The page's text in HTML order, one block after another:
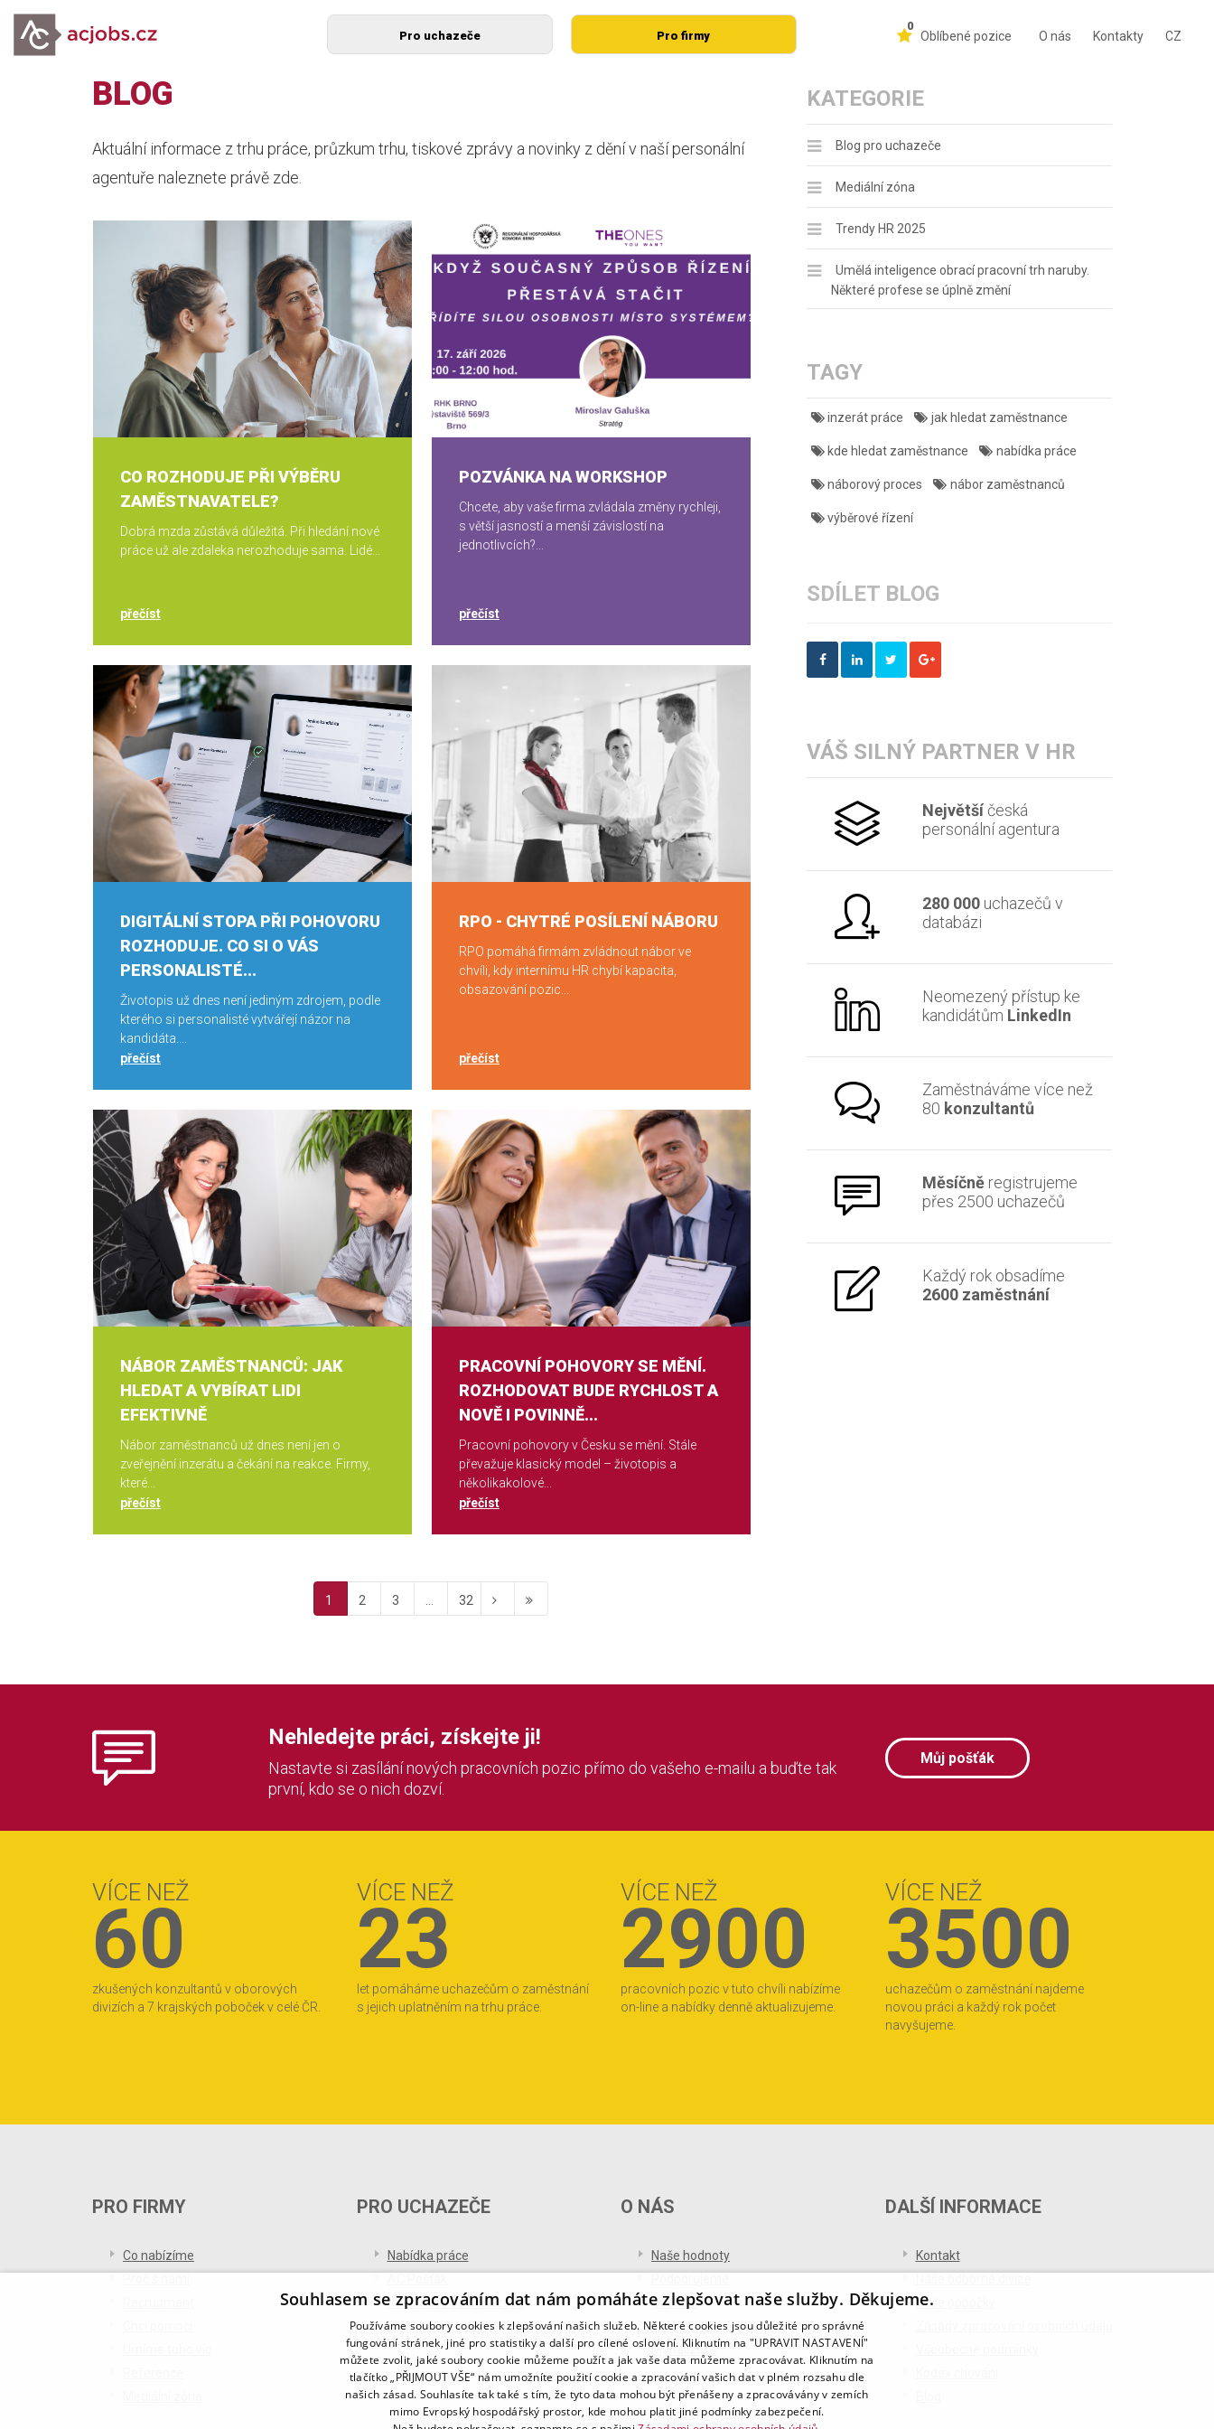
Pro uchazeče Pro firmy
0
Oblíbené pozice O nás Kontakty CZ
BLOG
Aktuální informace z trhu práce, průzkum trhu, tiskové zprávy a novinky z dění v naší personální
agentuře naleznete právě zde.
CO ROZHODUJE PŘI VÝBĚRU
ZAMĚSTNAVATELE?
Dobrá mzda zůstává důležitá. Při hledání nové
práce už ale zdaleka nerozhoduje sama. Lidé...
přečíst
POZVÁNKA NA WORKSHOP
Chcete, aby vaše firma zvládala změny rychleji,
s větší jasností a menší závislostí na
jednotlivcích?...
přečíst
DIGITÁLNÍ STOPA PŘI POHOVORU
ROZHODUJE. CO SI O VÁS
PERSONALISTÉ...
Životopis už dnes není jediným zdrojem, podle
kterého si personalisté vytvářejí názor na
kandidáta....
přečíst
RPO - CHYTRÉ POSÍLENÍ NÁBORU
RPO pomáhá firmám zvládnout nábor ve
chvíli, kdy internímu HR chybí kapacita,
obsazování pozic...
přečíst
NÁBOR ZAMĚSTNANCŮ: JAK
HLEDAT A VYBÍRAT LIDI
EFEKTIVNĚ
Nábor zaměstnanců už dnes není jen o
zveřejnění inzerátu a čekání na reakce. Firmy,
které...
přečíst
PRACOVNÍ POHOVORY SE MĚNÍ.
ROZHODOVAT BUDE RYCHLOST A
NOVĚ I POVINNĚ...
Pracovní pohovory v Česku se mění. Stále
převažuje klasický model – životopis a
několikakolové...
přečíst
1 2 3 32
KATEGORIE
Blog pro uchazeče
Mediální zóna
Trendy HR 2025
Umělá inteligence obrací pracovní trh naruby.
Některé profese se úplně změní
TAGY
inzerát práce jak hledat zaměstnance
kde hledat zaměstnance nabídka práce
náborový proces nábor zaměstnanců
výběrové řízení
SDÍLET BLOG
VÁŠ SILNÝ PARTNER V HR
Největšíčeská
personální agentura
280 000uchazečů v
databázi
Neomezený přístup ke
kandidátům LinkedIn
Zaměstnáváme více než
80 konzultantů
Měsíčněregistrujeme
přes 2500 uchazečů
Každý rok obsadíme
2600 zaměstnání
Nehledejte práci, získejte ji!
Nastavte si zasílání nových pracovních pozic přímo do vašeho e-mailu a buďte tak
první, kdo se o nich dozví.
Můj pošťák
VÍCE NEŽ
60
zkušených konzultantů v oborových
divizích a 7 krajských poboček v celé ČR.
VÍCE NEŽ
23
let pomáháme uchazečům o zaměstnání
s jejich uplatněním na trhu práce.
VÍCE NEŽ
2900
pracovních pozic v tuto chvíli nabízíme
on-line a nabídky denně aktualizujeme.
VÍCE NEŽ
3500
uchazečům o zaměstnání najdeme
novou práci a každý rok počet
navyšujeme.
PRO FIRMY
Co nabízíme
PRO UCHAZEČE
Nabídka práce
Reference od uchazečů
Blog pro uchazeče
O NÁS
Naše hodnoty
Ocenění
Partnerství
Digitalizace
DALŠÍ INFORMACE
Kontakt
Naše pobočky
Souhlasem se zpracováním dat nám pomáháte zlepšovat naše služby. Děkujeme.
Používáme soubory cookies k zlepšování našich služeb. Některé cookies jsou důležité pro správné
fungování stránek, jiné pro statistiky a další pro cílené oslovení. Kliknutím na "UPRAVIT NASTAVENÍ"
můžete zvolit, jaké soubory cookie můžeme použít a jak vaše data můžeme zpracovávat. Kliknutím na
tlačítko „PŘIJMOUT VŠE“ nám umožníte použití cookie a zpracování vašich dat v plném rozsahu dle
našich zásad. Souhlasíte tak také s tím, že tyto data mohou být přenášeny a zpracovávány v zemích
mimo Evropský hospodářský prostor, kde mohou platit jiné podmínky zabezpečení.